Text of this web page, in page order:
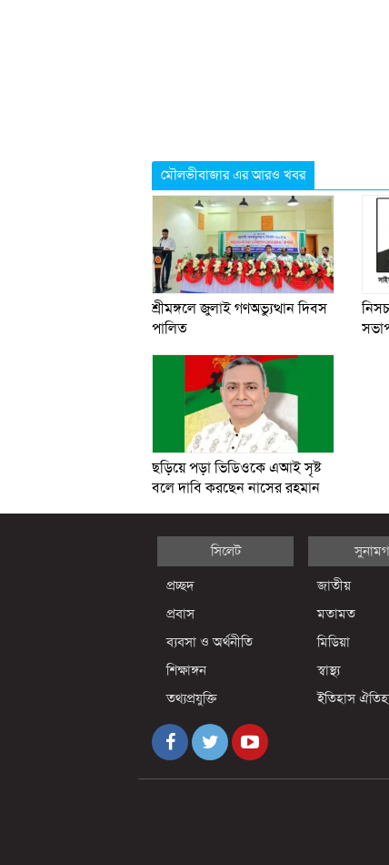
মৌলভীবাজার এর আরও খবর
শ্রীমঙ্গলে জুলাই গণঅভ্যুত্থান দিবস
পালিত
ছড়িয়ে পড়া ভিডিওকে এআই সৃষ্ট
বলে দাবি করছেন নাসের রহমান
সিলেট
প্রচ্ছদ জাতীয়
প্রবাস
মতামত
ব্যবসা ও অর্থনীতি
মিডিয়া
শিক্ষাঙ্গন
স্বাস্থ্য
তথ্যপ্রযুক্তি
ইতিহাস